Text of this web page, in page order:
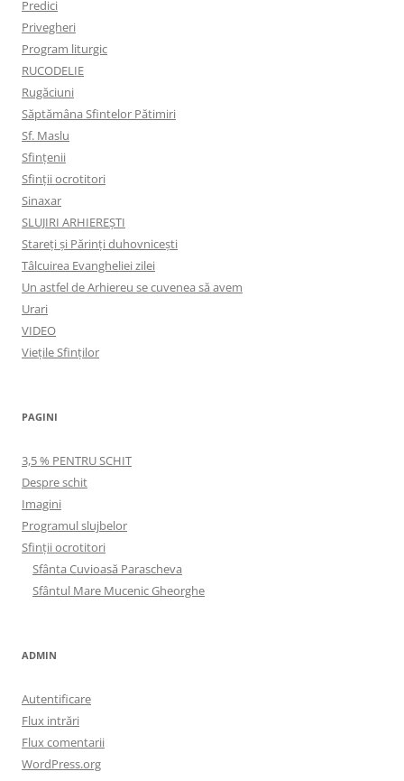
Predici
Privegheri
Program liturgic
RUCODELIE
Rugăciuni
Săptămâna Sfintelor Pătimiri
Sf. Maslu
Sfințenii
Sfinții ocrotitori
Sinaxar
SLUJIRI ARHIEREȘTI
Stareți și Părinți duhovnicești
Tâlcuirea Evangheliei zilei
Un astfel de Arhiereu se cuvenea să avem
Urari
VIDEO
Viețile Sfinților
PAGINI
3,5 % PENTRU SCHIT
Despre schit
Imagini
Programul slujbelor
Sfinţii ocrotitori
Sfânta Cuvioasă Parascheva
Sfântul Mare Mucenic Gheorghe
ADMIN
Autentificare
Flux intrări
Flux comentarii
WordPress.org